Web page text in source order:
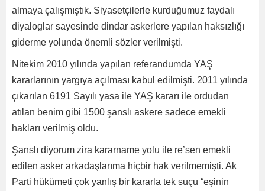
almaya çalışmıştık. Siyasetçilerle kurduğumuz faydalı
diyaloglar sayesinde dindar askerlere yapılan haksızlığı
giderme yolunda önemli sözler verilmişti.
Nitekim 2010 yılında yapılan referandumda YAŞ
kararlarının yargıya açılması kabul edilmişti. 2011 yılında
çıkarılan 6191 Sayılı yasa ile YAŞ kararı ile ordudan
atılan benim gibi 1500 şanslı askere sadece emekli
hakları verilmiş oldu.
Şanslı diyorum zira kararname yolu ile re’sen emekli
edilen asker arkadaşlarıma hiçbir hak verilmemişti. Ak
Parti hükümeti çok yanlış bir kararla tek suçu “eşinin